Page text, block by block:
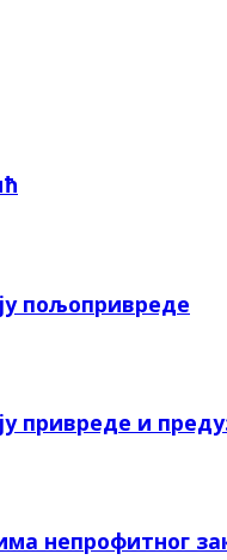
пољопривреде
привреде и
непрофитног